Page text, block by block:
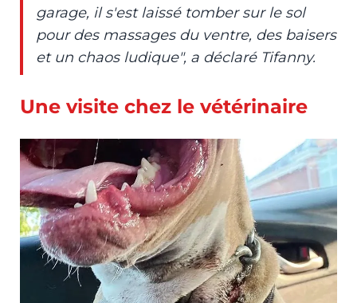
garage, il s'est laissé tomber sur le sol
pour des massages du ventre, des baisers
et un chaos ludique", a déclaré Tifanny.
Une visite chez le vétérinaire